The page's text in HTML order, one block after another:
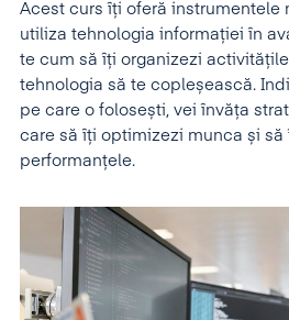
Acest curs îți oferă instrumentele
utiliza tehnologia informației în
te cum să îți organizezi
tehnologia să te copleșească.
pe care o folosești, vei învăța
care să îți optimizezi munca și să
performanțele.